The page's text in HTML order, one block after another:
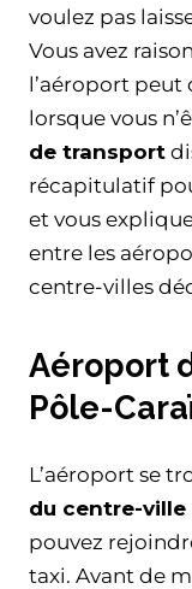
voulez pas
Vous avez
l’aéroport
lorsque vous
de transport
récapitulatif
et vous
entre les
centre-villes
Aéroport
Pôle-
L’aéroport se
du centre-
pouvez
taxi. Avant de